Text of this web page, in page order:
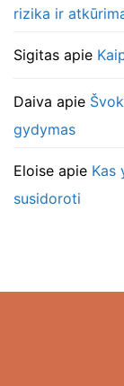
rizika ir
Sigitas apie
Daiva apie
gydymas
Eloise apie Kas
susidoroti